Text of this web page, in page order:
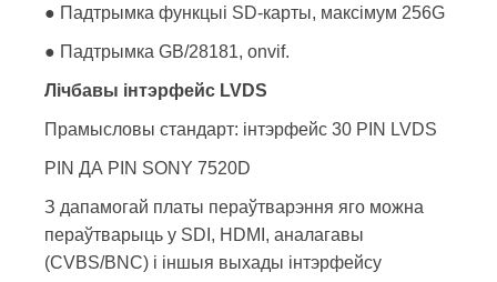
● Падтрымка функцыі SD-карты, максімум 256G
● Падтрымка GB/28181, onvif.
Лічбавы інтэрфейс LVDS
Прамысловы стандарт: інтэрфейс 30 PIN LVDS
PIN ДА PIN SONY 7520D
З дапамогай платы пераўтварэння яго можна
пераўтварыць у SDI, HDMI, аналагавы
(CVBS/BNC) і іншыя выхады інтэрфейсу